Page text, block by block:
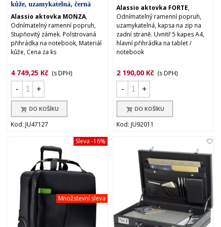
kůže, uzamykatelná, černá
Alassio aktovka MONZA,
Odnímatelný ramenní popruh,
Stupňovitý zámek. Polstrovaná
přihrádka na notebook, Materiál
kůže, Cena za ks
4 749,25 Kč (s DPH)
-
+
DO KOŠÍKU
Kod: JU47127
Alassio aktovka FORTE,
Odnímatelný ramenní popruh,
uzamykatelná, kapsa na zip na
zadní straně. Uvnitř 5 kapes A4,
hlavní přihrádka na tablet /
notebook
2 190,00 Kč (s DPH)
-
+
DO KOŠÍKU
Kod: JU92011
Množstevní sleva
Sleva -16%